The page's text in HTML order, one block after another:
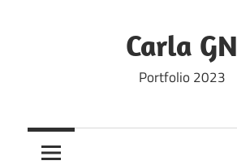
Carla GN
Portfolio 2023